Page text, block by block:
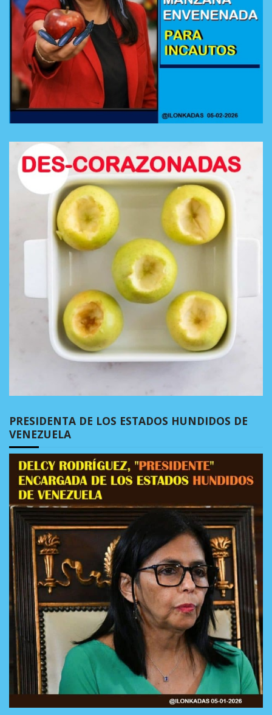
PRESIDENTA DE LOS ESTADOS HUNDIDOS DE
VENEZUELA